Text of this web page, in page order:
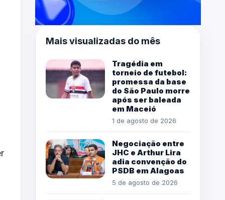
Mais visualizadas do mês
Tragédia em
torneio de futebol:
promessa da base
do São Paulo morre
após ser baleada
em Maceió
1 de agosto de 2026
Negociação entre
JHC e Arthur Lira
adia convenção do
PSDB em Alagoas
5 de agosto de 2026